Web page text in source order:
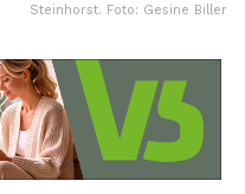
Steinhorst. Foto: Gesine Biller